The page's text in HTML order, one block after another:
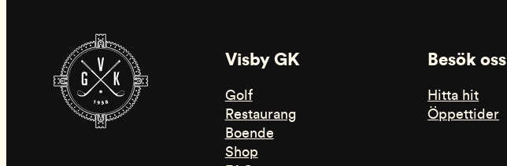
Visby GK
Golf
Restaurang
Boende
Shop
Besök oss
Hitta hit
Öppettider